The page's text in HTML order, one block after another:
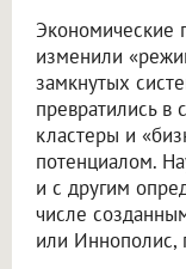
Экономические
изменили
замкнутых
превратились в
кластеры и
потенциалом.
и с другим
числе
или Иннополис,